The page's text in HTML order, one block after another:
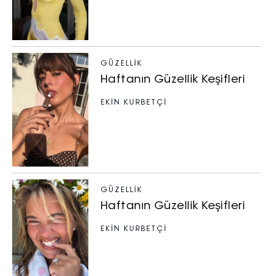
GÜZELLIK
Haftanın Güzellik Keşifleri
EKİN KURBETÇİ
GÜZELLIK
Haftanın Güzellik Keşifleri
EKİN KURBETÇİ